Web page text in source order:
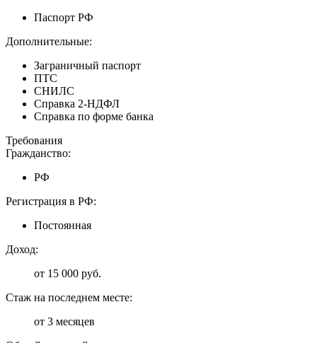
Паспорт РФ
Дополнительные:
Заграничный паспорт
ПТС
СНИЛС
Справка 2-НДФЛ
Справка по форме банка
Требования
Гражданство:
РФ
Регистрация в РФ:
Постоянная
Доход:
от 15 000 руб.
Стаж на последнем месте:
от 3 месяцев